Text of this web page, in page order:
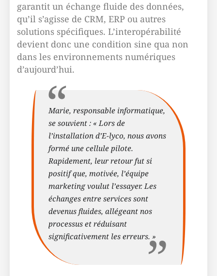
garantit un échange fluide des données,
qu’il s’agisse de CRM, ERP ou autres
solutions spécifiques. L’interopérabilité
devient donc une condition sine qua non
dans les environnements numériques
d’aujourd’hui.
Marie, responsable informatique,
se souvient : « Lors de
l’installation d’E-lyco, nous avons
formé une cellule pilote.
Rapidement, leur retour fut si
positif que, motivée, l’équipe
marketing voulut l’essayer. Les
échanges entre services sont
devenus fluides, allégeant nos
processus et réduisant
significativement les erreurs. »